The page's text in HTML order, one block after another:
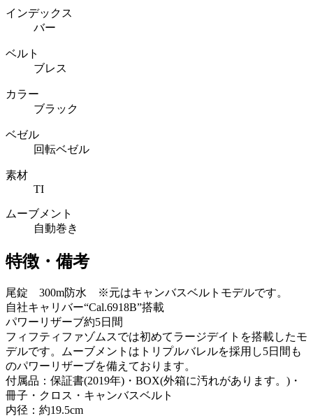
インデックス
バー
ベルト
ブレス
カラー
ブラック
ベゼル
回転ベゼル
素材
TI
ムーブメント
自動巻き
特徴・備考
尾錠 300m防水 ※元はキャンバスベルトモデルです。
自社キャリバー“Cal.6918B”搭載
パワーリザーブ約5日間
フィフティファゾムスでは初めてラージデイトを搭載したモ
デルです。ムーブメントはトリプルバレルを採用し5日間も
のパワーリザーブを備えております。
付属品：保証書(2019年)・BOX(外箱に汚れがあります。)・
冊子・クロス・キャンバスベルト
内径：約19.5cm